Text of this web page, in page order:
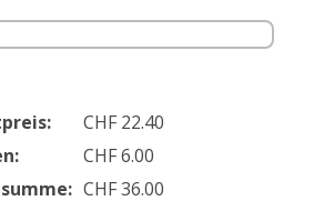
CHF 22.40
CHF6.00
CHF36.00